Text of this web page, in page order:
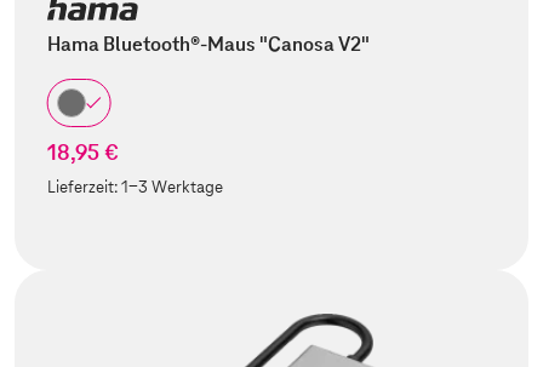
Hama Bluetooth®-Maus "Canosa V2"
18,95 €
Lieferzeit:1-3 Werktage